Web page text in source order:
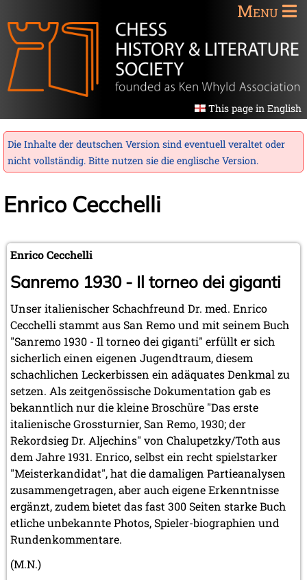
Menu
This page in English
Die Inhalte der deutschen Version sind eventuell veraltet oder
nicht vollständig. Bitte nutzen sie die englische Version.
Enrico Cecchelli
Enrico Cecchelli
Sanremo 1930 - Il torneo dei giganti
Unser italienischer Schachfreund Dr. med. Enrico
Cecchelli stammt aus San Remo und mit seinem Buch
"Sanremo 1930 - Il torneo dei giganti" erfüllt er sich
sicherlich einen eigenen Jugendtraum, diesem
schachlichen Leckerbissen ein adäquates Denkmal zu
setzen. Als zeitgenössische Dokumentation gab es
bekanntlich nur die kleine Broschüre "Das erste
italienische Grossturnier, San Remo, 1930; der
Rekordsieg Dr. Aljechins" von Chalupetzky/Toth aus
dem Jahre 1931. Enrico, selbst ein recht spielstarker
"Meisterkandidat", hat die damaligen Partieanalysen
zusammengetragen, aber auch eigene Erkenntnisse
ergänzt, zudem bietet das fast 300 Seiten starke Buch
etliche unbekannte Photos, Spieler-biographien und
Rundenkommentare.
(M.N.)